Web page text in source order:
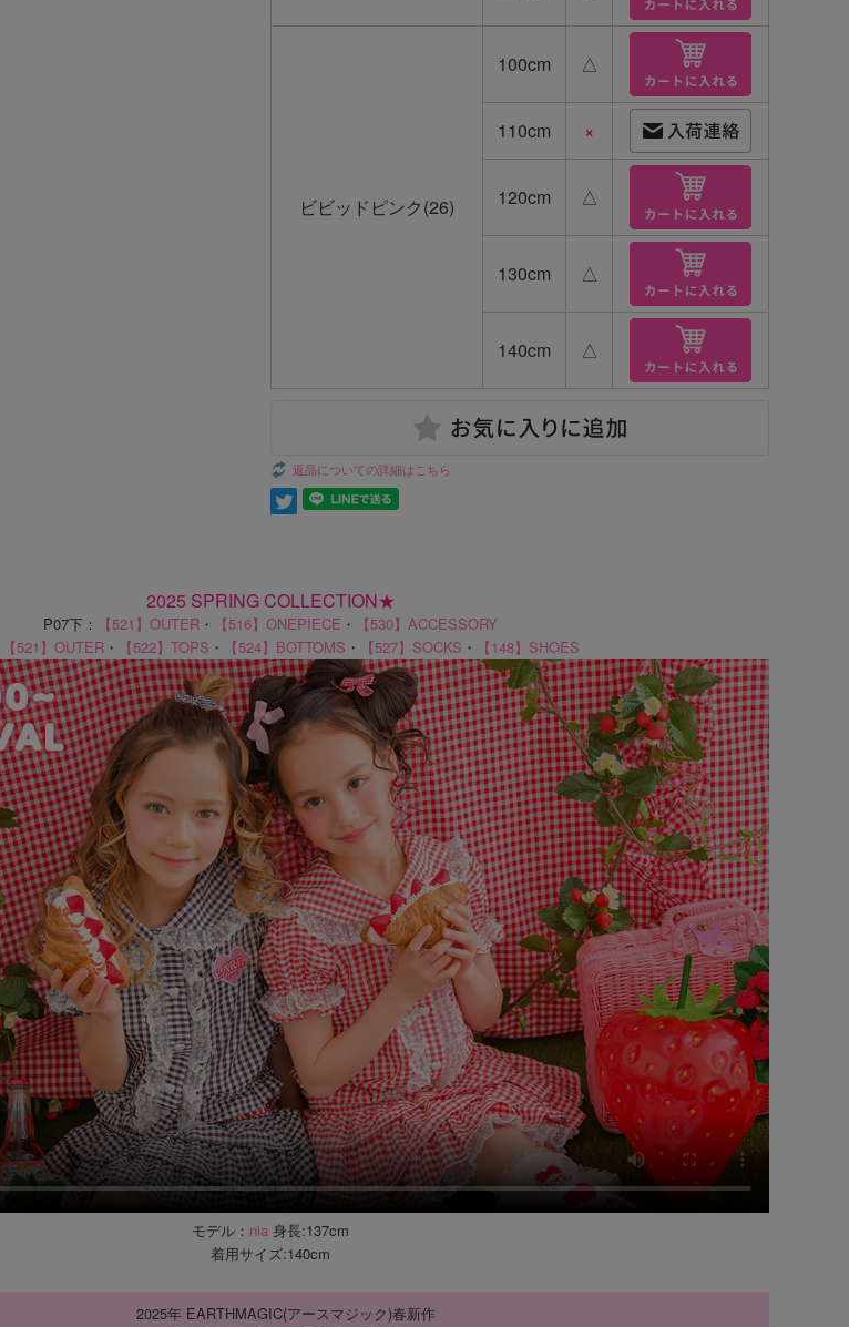
ビビッドピンク(26)
100cm △
110cm ×
120cm △
130cm △
140cm △
返品についての詳細はこちら
2025 SPRING COLLECTION★
P07下： 【521】OUTER ・ 【516】ONEPIECE ・
【530】ACCESSORY
【521】OUTER・ 【522】TOPS ・ 【524】BOTTOMS ・ 【527】SOCKS ・ 【148】SHOES
モデル： nia 身長:137cm
着用サイズ:140cm
2025年 EARTHMAGIC(アースマジック)春新作